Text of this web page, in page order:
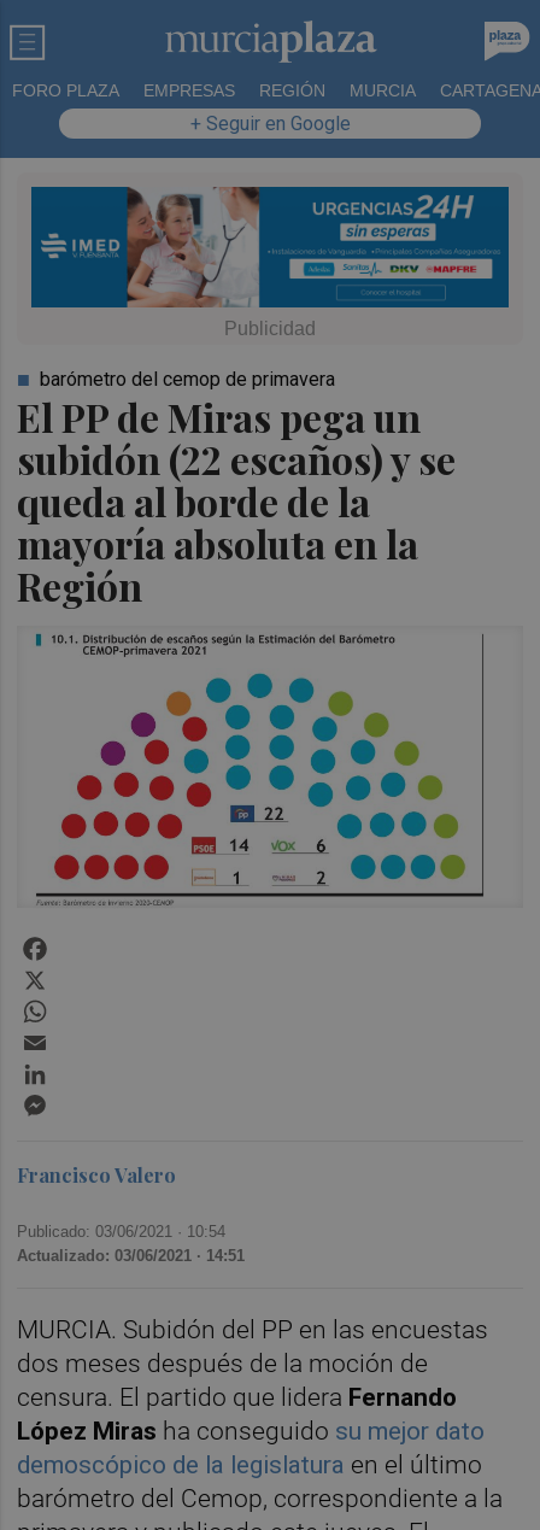
FORO PLAZA EMPRESAS REGIÓN MURCIA
+ Seguir en Google
El PP de Miras pega un
subidón (22 escaños) y se
queda al borde de la
mayoría absoluta en la
Región
barómetro del cemop de primavera
Francisco Valero
Publicado: 03/06/2021 · 10:54
Actualizado: 03/06/2021 · 14:51
MURCIA. Subidón del PP en las encuestas
dos meses después de la moción de
censura. El partido que lidera Fernando
López Miras ha conseguido su mejor dato
demoscópico de la legislatura en el último
barómetro del Cemop, correspondiente a la